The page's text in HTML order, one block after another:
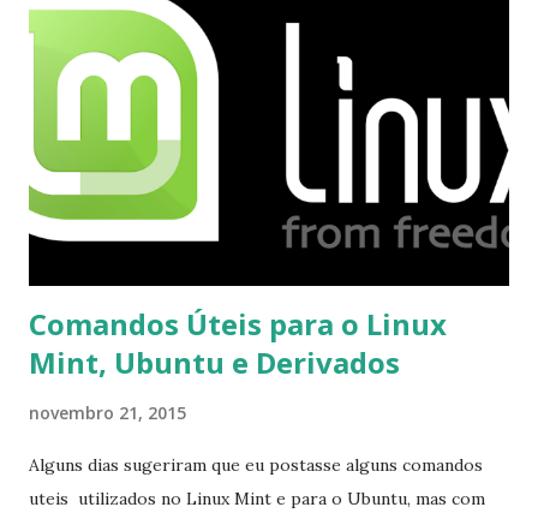
mesmo na versão para Linux, claro, sempre existem outras
opções e o Pidgin, que se mostra como opção.
Comandos Úteis para o Linux
Mint, Ubuntu e Derivados
novembro 21, 2015
Alguns dias sugeriram que eu postasse alguns comandos
uteis utilizados no Linux Mint e para o Ubuntu, mas com